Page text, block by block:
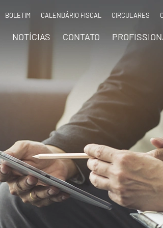
BOLETIM CALENDÁRIO FISCAL CIRCULARES
NOTÍCIAS CONTATO